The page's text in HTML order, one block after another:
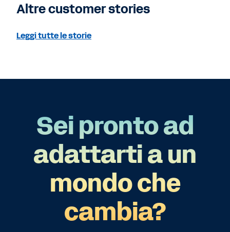
Altre customer stories
Leggi tutte le storie
Sei pronto ad
adattarti a un
mondo che
cambia?